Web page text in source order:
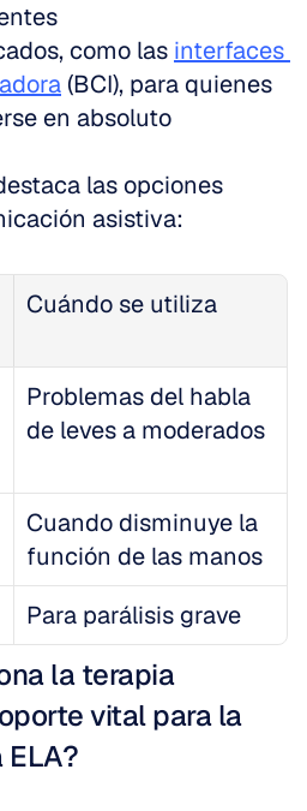
como las interfaces
(BCI), para quienes
en absoluto
las opciones
asistiva:
Cuándo se utiliza
Problemas del habla
de leves a moderados
Cuando disminuye la
función de las manos
Para parálisis grave
la terapia
vital para la